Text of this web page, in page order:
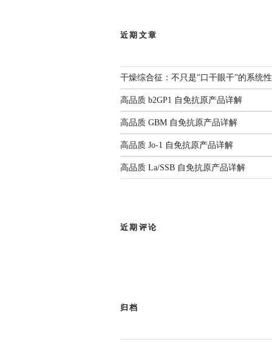
近期文章
干燥综合征：不只是”口干眼干”的系统
高品质 b2GP1 自免抗原产品详解
高品质 GBM 自免抗原产品详解
高品质 Jo-1 自免抗原产品详解
高品质 La/SSB 自免抗原产品详解
近期评论
归档